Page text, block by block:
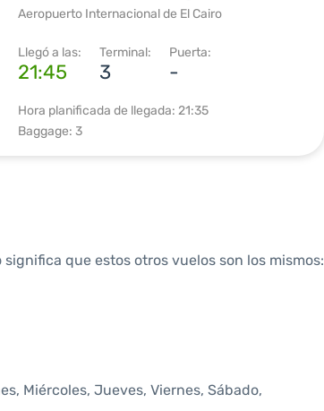
Aeropuerto Internacional de El Cairo
Llegó a las:
21:45
Terminal:
3
Puerta:
-
Hora planificada de llegada: 21:35
Baggage: 3
que estos otros vuelos son los mismos:
Miércoles, Jueves, Viernes, Sábado,